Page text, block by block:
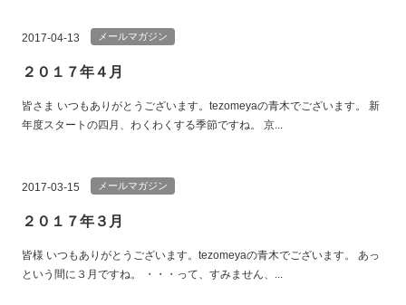
2017-04-13 メールマガジン
２０１７年４月
皆さま いつもありがとうございます。tezomeyaの青木でございます。 新
年度スタートの四月、わくわくする季節ですね。 京...
2017-03-15 メールマガジン
２０１７年３月
皆様 いつもありがとうございます。tezomeyaの青木でございます。 あっ
という間に３月ですね。 ・・・って、すみません、...